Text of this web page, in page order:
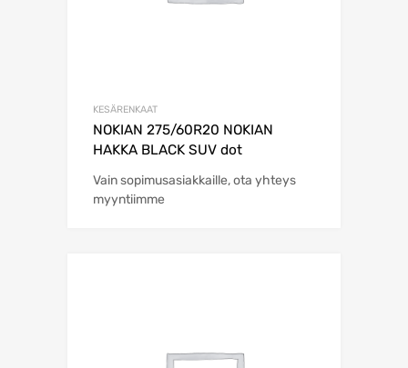
KESÄRENKAAT
NOKIAN 275/60R20 NOKIAN
HAKKA BLACK SUV dot
Vain sopimusasiakkaille, ota yhteys
myyntiimme